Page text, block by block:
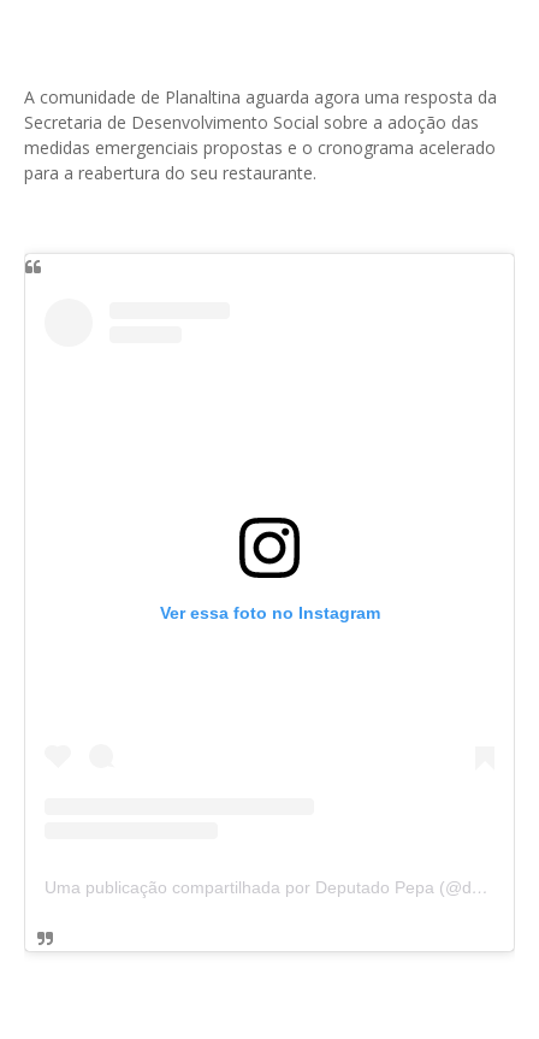
A comunidade de Planaltina aguarda agora uma resposta da
Secretaria de Desenvolvimento Social sobre a adoção das
medidas emergenciais propostas e o cronograma acelerado
para a reabertura do seu restaurante.
Ver essa foto no Instagram
Uma publicação compartilhada por Deputado Pepa (@deputadopepa)